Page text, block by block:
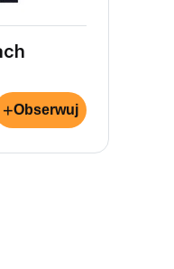
+Obserwuj